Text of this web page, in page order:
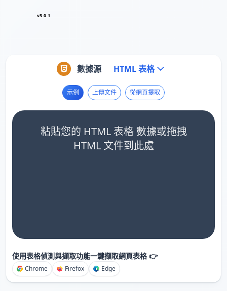
v3.0.1
數據源 HTML 表格
示例 上傳文件 從網頁提取
粘貼您的 HTML 表格 數據或拖拽
HTML 文件到此處
使用表格偵測與擷取功能一鍵擷取網頁表格 👉
Chrome Firefox Edge